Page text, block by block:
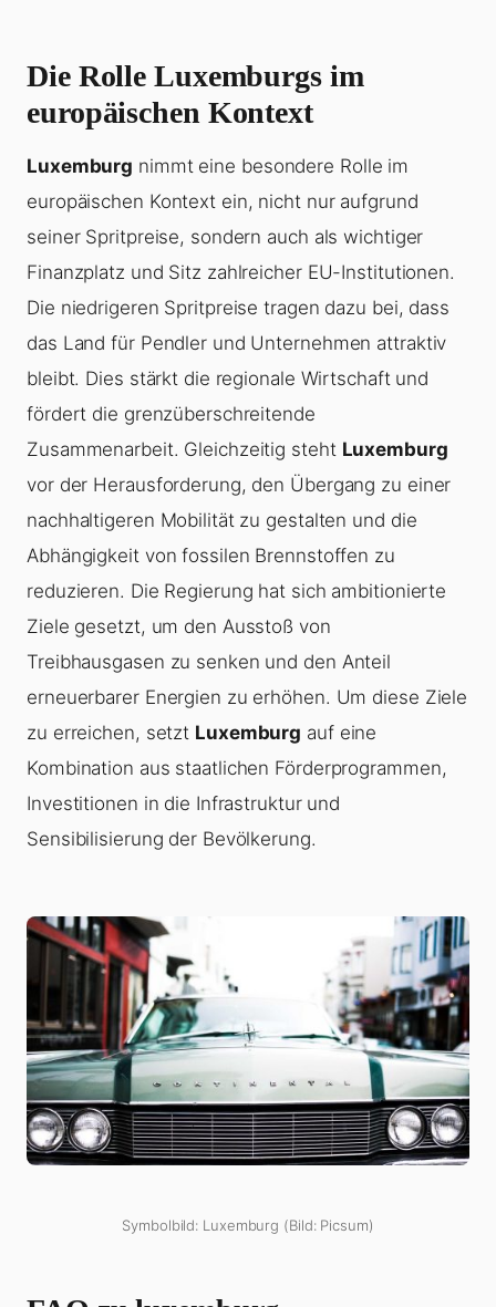
Die Rolle Luxemburgs im
europäischen Kontext
Luxemburg nimmt eine besondere Rolle im
europäischen Kontext ein, nicht nur aufgrund
seiner Spritpreise, sondern auch als wichtiger
Finanzplatz und Sitz zahlreicher EU-Institutionen.
Die niedrigeren Spritpreise tragen dazu bei, dass
das Land für Pendler und Unternehmen attraktiv
bleibt. Dies stärkt die regionale Wirtschaft und
fördert die grenzüberschreitende
Zusammenarbeit. Gleichzeitig steht Luxemburg
vor der Herausforderung, den Übergang zu einer
nachhaltigeren Mobilität zu gestalten und die
Abhängigkeit von fossilen Brennstoffen zu
reduzieren. Die Regierung hat sich ambitionierte
Ziele gesetzt, um den Ausstoß von
Treibhausgasen zu senken und den Anteil
erneuerbarer Energien zu erhöhen. Um diese Ziele
zu erreichen, setzt Luxemburg auf eine
Kombination aus staatlichen Förderprogrammen,
Investitionen in die Infrastruktur und
Sensibilisierung der Bevölkerung.
Symbolbild: Luxemburg (Bild: Picsum)